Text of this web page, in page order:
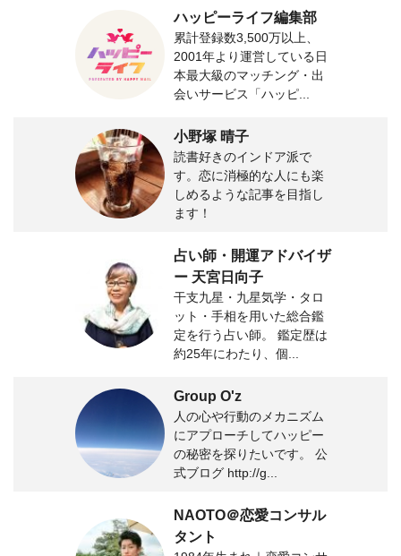
ハッピーライフ編集部
累計登録数3,500万以上、
2001年より運営している日
本最大級のマッチング・出
会いサービス「ハッピ...
小野塚 晴子
読書好きのインドア派で
す。恋に消極的な人にも楽
しめるような記事を目指し
ます！
占い師・開運アドバイザ
ー 天宮日向子
干支九星・九星気学・タロ
ット・手相を用いた総合鑑
定を行う占い師。 鑑定歴は
約25年にわたり、個...
Group O'z
人の心や行動のメカニズム
にアプローチしてハッピー
の秘密を探りたいです。 公
式ブログ http://g...
NAOTO＠恋愛コンサル
タント